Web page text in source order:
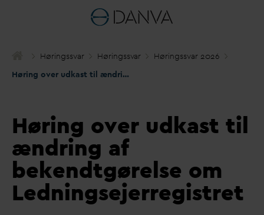
Høringssvar Høringssvar Høringssvar 2026
Høring over udkast til ændring af bekendtgørelse om Ledningsejerregistret
Høring over udkast til
ændring af
bekendtgørelse om
Ledningsejerregistret